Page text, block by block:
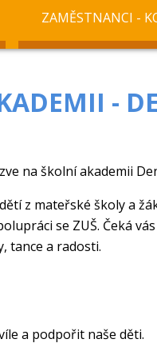
ZAMĚSTNANCI -
-
na školní akademii
z mateřské školy a
se ZUŠ. Čeká vás
tance a radosti.
a podpořit naše děti.